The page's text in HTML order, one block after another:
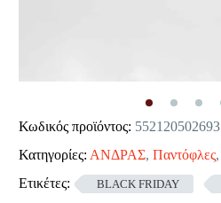
Κωδικός προϊόντος: 552120502693
Κατηγορίες: ΑΝΔΡΑΣ, Παντόφλες,
Ετικέτες:
BLACK FRIDAY